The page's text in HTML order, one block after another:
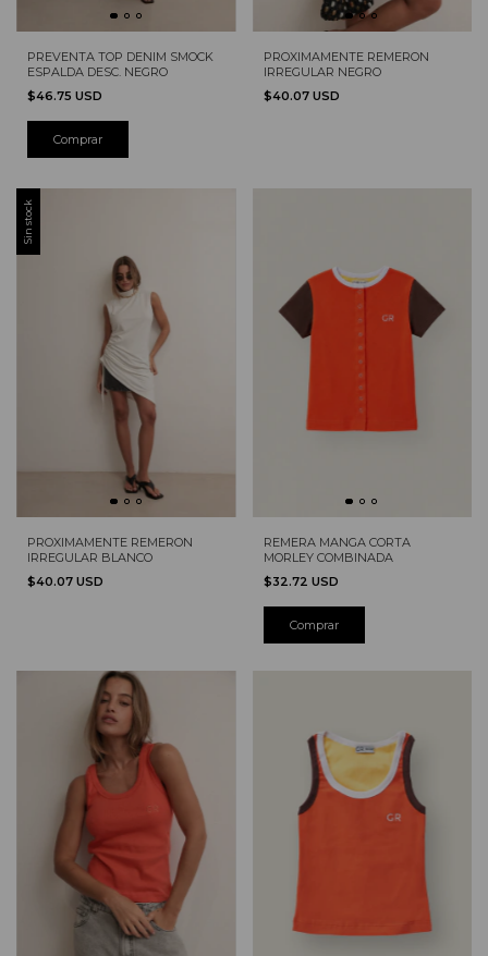
PREVENTA TOP DENIM SMOCK
ESPALDA DESC. NEGRO
$46.75 USD
PROXIMAMENTE REMERON
IRREGULAR NEGRO
$40.07 USD
Sin stock
PROXIMAMENTE REMERON
IRREGULAR BLANCO
$40.07 USD
REMERA MANGA CORTA
MORLEY COMBINADA
$32.72 USD
Comprar